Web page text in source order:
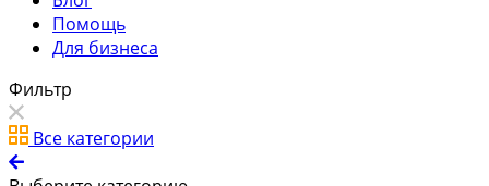
Помощь
Для бизнеса
Фильтр
Все категории